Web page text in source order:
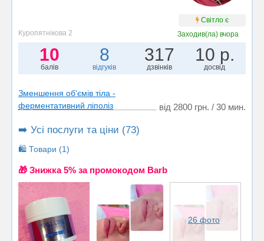
Світло є
Куропятнікова 2
Заходив(ла) вчора
10
балів
8
відгуків
317
дзвінків
10 р.
досвід
Зменшення об'ємів тіла -
ферментативний ліполіз
від 2800 грн. / 30 мин.
➡️ Усі послуги та ціни (73)
🛍️ Товари (1)
🎁 Знижка 5% за промокодом Barb
26 фото